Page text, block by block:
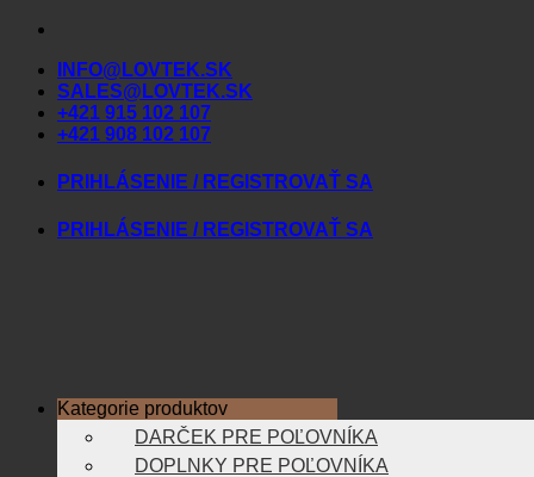
Skip
contentINFO@LOVTEK.SK
SALES@LOVTEK.SK
+421 915 102 107
+421 908 102 107
PRIHLÁSENIE / REGISTROVAŤ SA
PRIHLÁSENIE / REGISTROVAŤ SA
Kategorie produktov
DARČEK PRE POĽOVNÍKA
DOPLNKY PRE POĽOVNÍKA